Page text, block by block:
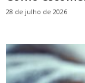
28 de julho de 2026